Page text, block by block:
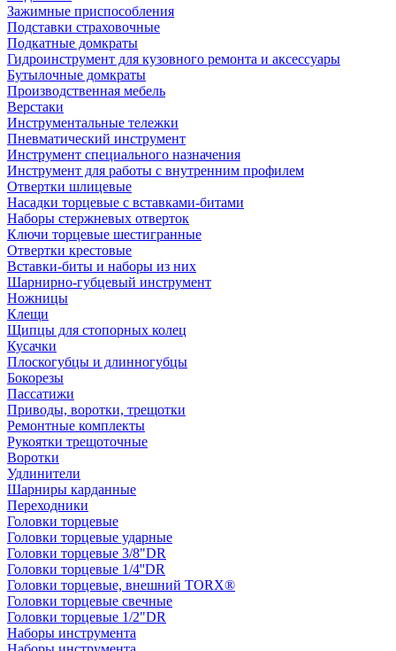
Зажимные приспособления
Подставки страховочные
Подкатные домкраты
Гидроинструмент для кузовного ремонта и аксессуары
Бутылочные домкраты
Производственная мебель
Верстаки
Инструментальные тележки
Пневматический инструмент
Инструмент специального назначения
Инструмент для работы с внутренним профилем
Отвертки шлицевые
Насадки торцевые с вставками-битами
Наборы стержневых отверток
Ключи торцевые шестигранные
Отвертки крестовые
Вставки-биты и наборы из них
Шарнирно-губцевый инструмент
Ножницы
Клещи
Щипцы для стопорных колец
Кусачки
Плоскогубцы и длинногубцы
Бокорезы
Пассатижи
Приводы, воротки, трещотки
Ремонтные комплекты
Рукоятки трещоточные
Воротки
Удлинители
Шарниры карданные
Переходники
Головки торцевые
Головки торцевые ударные
Головки торцевые 3/8"DR
Головки торцевые 1/4''DR
Головки торцевые, внешний TORX®
Головки торцевые свечные
Головки торцевые 1/2"DR
Наборы инструмента